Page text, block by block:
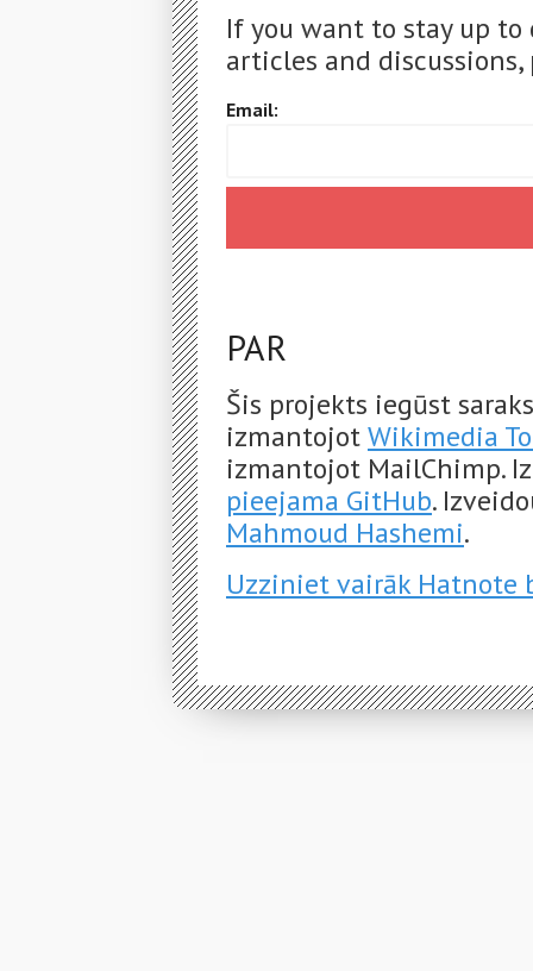
If you want to stay up
articles and
Email:
PAR
Šis projekts iegūst
izmantojotWikimedia
izmantojot MailChimp.
pieejama GitHub.
Mahmoud Hashemi.
Uzziniet vairāk Hatnote